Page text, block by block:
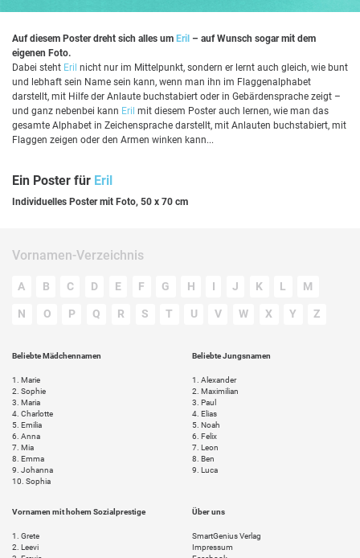
Auf diesem Poster dreht sich alles um Eril – auf Wunsch sogar mit dem
eigenen Foto.
Dabei steht Eril nicht nur im Mittelpunkt, sondern er lernt auch gleich, wie bunt
und lebhaft sein Name sein kann, wenn man ihn im Flaggenalphabet
darstellt, mit Hilfe der Anlaute buchstabiert oder in Gebärdensprache zeigt –
und ganz nebenbei kann Eril mit diesem Poster auch lernen, wie man das
gesamte Alphabet in Zeichensprache darstellt, mit Anlauten buchstabiert, mit
Flaggen zeigen oder den Armen winken kann...
Ein Poster für Eril
Individuelles Poster mit Foto, 50 x 70 cm
Vornamen-Verzeichnis
A B C D E F G H I J K L M
N O P Q R S T U V W X Y Z
Beliebte Mädchennamen
1.
Marie
2. Sophie
3. Maria
4. Charlotte
5. Emilia
6. Anna
7. Mia
8. Emma
9. Johanna
10. Sophia
Beliebte Jungsnamen
1.
Alexander
2. Maximilian
3. Paul
4. Elias
5. Noah
6. Felix
7. Leon
8. Ben
9. Luca
Vornamen mit hohem Sozialprestige
1.
Grete
2. Leevi
Über uns
SmartGenius Verlag
Impressum